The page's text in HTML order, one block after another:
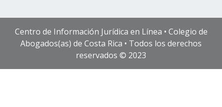
Centro de Información Jurídica en Línea • Colegio de
Abogados(as) de Costa Rica • Todos los derechos
reservados © 2023